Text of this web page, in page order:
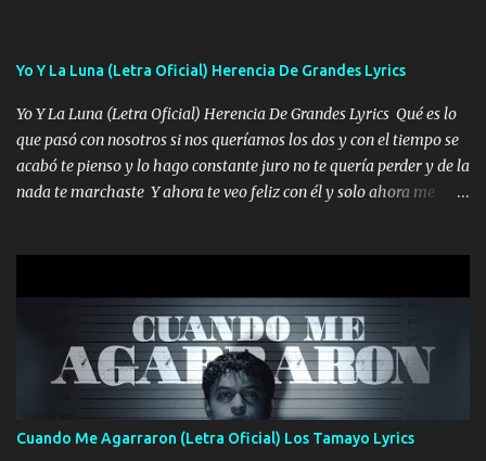
viento a su hijo y aunque ahora ya este con Dios el destino así lo
seguiré esperando hasta volvernos a vernos El recuerdo que yo
tengo de mi mente no se va, en mi corazón me llevo lo mismo que
tu papá, a veces me pongo triste porque no puedo mirarte, mas se
que tu me escuchas porque tu eres mi gran ángel, El desespero me
Yo Y La Luna (Letra Oficial) Herencia De Grandes Lyrics
Yo Y La Luna (Letra Oficial) Herencia De Grandes Lyrics Qué es lo
que pasó con nosotros si nos queríamos los dos y con el tiempo se
acabó te pienso y lo hago constante juro no te quería perder y de la
nada te marchaste Y ahora te veo feliz con él y solo ahora me
pero eso ya no va a pasar me perderé en la soledad Porque me
mirabas bonito si yo no fui el final feliz el final fue triste pa mí Y
duele no tenerte aquí sabiendo que moría por ti yo y la luna
cantamos y por ti nos embriagamos Quién sabe qué será de mí si
contigo fui muy feliz a lo mejor no lloró pero muy en el fondo te
adoro
Cuando Me Agarraron (Letra Oficial) Los Tamayo Lyrics